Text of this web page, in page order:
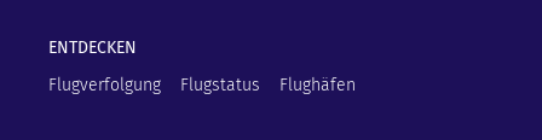
ENTDECKEN
Flugverfolgung
Flugstatus Flughäfen